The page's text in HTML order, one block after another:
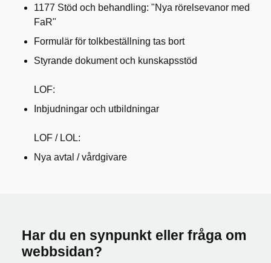
1177 Stöd och behandling: "Nya rörelsevanor med
FaR"
Formulär för tolkbeställning tas bort
Styrande dokument och kunskapsstöd
LOF:
Inbjudningar och utbildningar
LOF / LOL:
Nya avtal / vårdgivare
Har du en synpunkt eller fråga om
webbsidan?